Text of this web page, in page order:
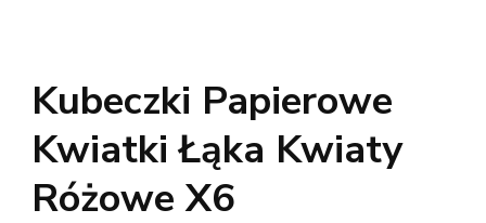
Kubeczki Papierowe
Kwiatki Łąka Kwiaty
Różowe X6